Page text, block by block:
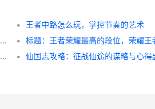
王者中路怎么玩，掌控节奏的艺术
和平精英怎么抽取特斯拉，副标题，资深玩家的心得与策略
王者荣耀怎么修改荣耀战区，一份资深玩家的深度指南，副标题：精准定位策略与实战技巧详解